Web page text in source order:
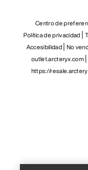
Centro de
Política de privacidad
Accesibilidad No
outlet.arcteryx.com
https://